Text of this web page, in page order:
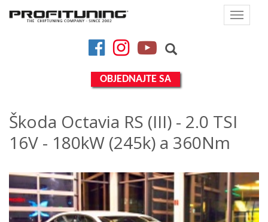
Toggle
FacebookInstagramYouTube
OBJEDNAJTE SA
Škoda Octavia RS (III) - 2.0 TSI
16V - 180kW (245k) a 360Nm